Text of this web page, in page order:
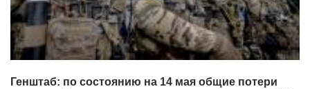
Генштаб: по состоянию на 14 мая общие потери